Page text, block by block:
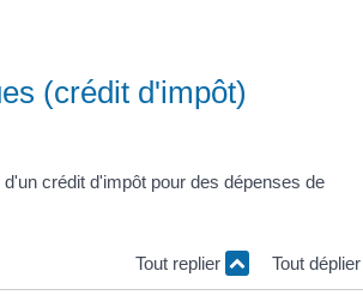
(crédit d'impôt)
crédit d'impôt pour des dépenses de
Tout replier Tout déplier